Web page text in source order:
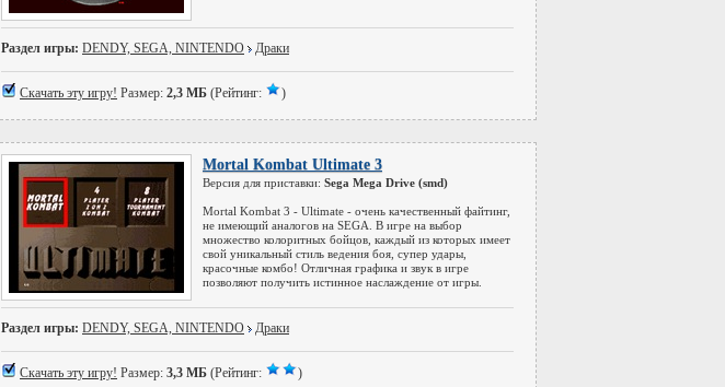
Раздел игры: DENDY, SEGA, NINTENDO Драки
Скачать эту игру! Размер: 2,3 МБ (Рейтинг: )
Mortal Kombat Ultimate 3
Версия для приставки: Sega Mega Drive (smd)
Mortal Kombat 3 - Ultimate - очень качественный файтинг,
не имеющий аналогов на SEGA. В игре на выбор
множество колоритных бойцов, каждый из которых имеет
свой уникальный стиль ведения боя, супер удары,
красочные комбо! Отличная графика и звук в игре
позволяют получить истинное наслаждение от игры.
Раздел игры: DENDY, SEGA, NINTENDO Драки
Скачать эту игру! Размер: 3,3 МБ (Рейтинг: )